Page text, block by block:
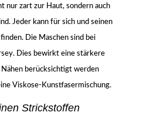
nur zart zur Haut, sondern auch
Jeder kann für sich und seinen
Die Maschen sind bei
Dies bewirkt eine stärkere
berücksichtigt werden
Viskose-Kunstfasermischung.
Strickstoffen